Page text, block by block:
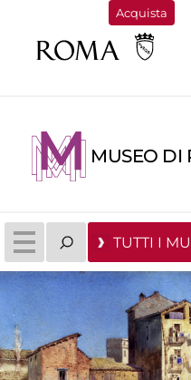
Acquista
MUSEO DI
TUTTI I